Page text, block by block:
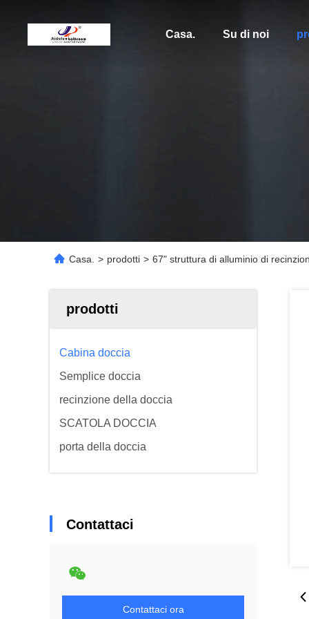
Casa. Su di noi
Casa. > prodotti > 67" struttura di alluminio di
prodotti
Cabina doccia
Semplice doccia
recinzione della doccia
SCATOLA DOCCIA
porta della doccia
Contattaci
Contattaci ora